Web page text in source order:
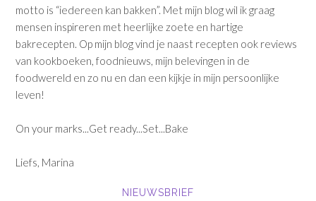
motto is “iedereen kan bakken”. Met mijn blog wil ik graag
mensen inspireren met heerlijke zoete en hartige
bakrecepten. Op mijn blog vind je naast recepten ook reviews
van kookboeken, foodnieuws, mijn belevingen in de
foodwereld en zo nu en dan een kijkje in mijn persoonlijke
leven!
On your marks...Get ready...Set...Bake
Liefs, Marina
NIEUWSBRIEF